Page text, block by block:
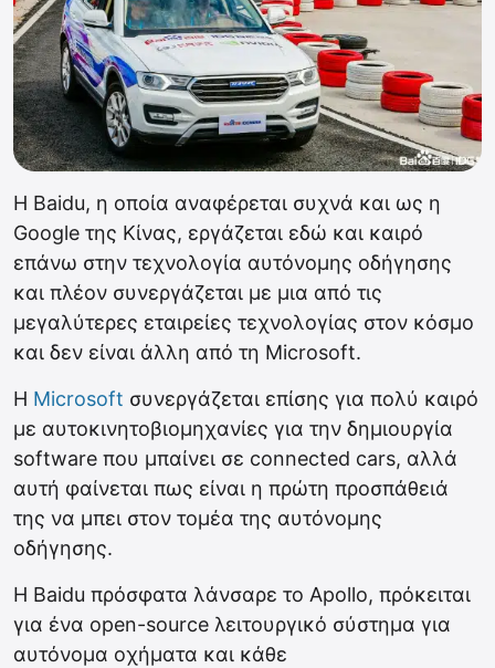
Η Baidu, η οποία αναφέρεται συχνά και ως η
Google της Κίνας, εργάζεται εδώ και καιρό
επάνω στην τεχνολογία αυτόνομης οδήγησης
και πλέον συνεργάζεται με μια από τις
μεγαλύτερες εταιρείες τεχνολογίας στον κόσμο
και δεν είναι άλλη από τη Microsoft.
Η Microsoft συνεργάζεται επίσης για πολύ καιρό
με αυτοκινητοβιομηχανίες για την δημιουργία
software που μπαίνει σε connected cars, αλλά
αυτή φαίνεται πως είναι η πρώτη προσπάθειά
της να μπει στον τομέα της αυτόνομης
οδήγησης.
Η Baidu πρόσφατα λάνσαρε το Apollo, πρόκειται
για ένα open-source λειτουργικό σύστημα για
αυτόνομα οχήματα και κάθε